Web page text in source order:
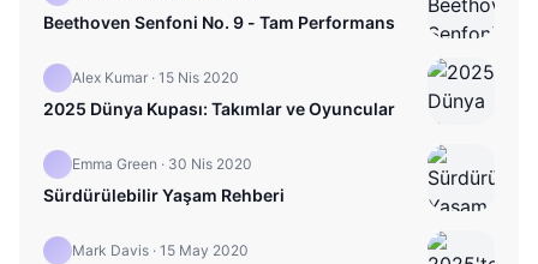
Beethoven Senfoni No. 9 - Tam Performans
Alex Kumar · 15 Nis 2020
2025 Dünya Kupası: Takımlar ve Oyuncular
Emma Green · 30 Nis 2020
Sürdürülebilir Yaşam Rehberi
Mark Davis · 15 May 2020